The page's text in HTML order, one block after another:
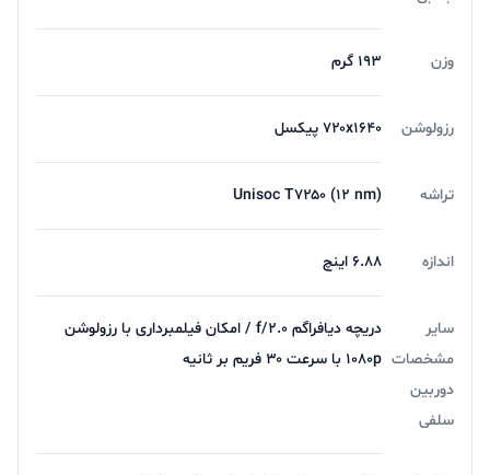
وزن 193 گرم
رزولوشن ۷۲۰x۱۶۴۰ پیکسل
تراشه Unisoc T۷۲۵۰ (۱۲ nm)
اندازه ۶.۸۸ اینچ
سایر
مشخصات
دوربین
سلفی
دریچه دیافراگم f/۲.۰ / امکان فیلمبرداری با رزولوشن
۱۰۸۰p با سرعت ۳۰ فریم بر ثانیه